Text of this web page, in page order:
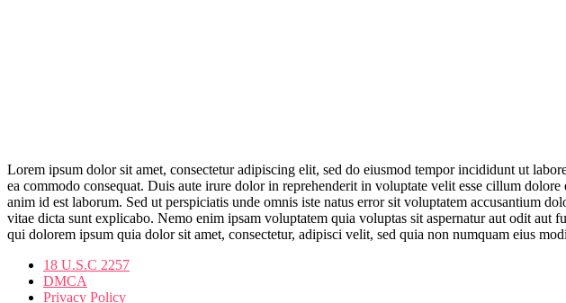
Lorem ipsum dolor sit amet, consectetur adipiscing elit, sed do eiusmod tempor incididunt ut
ea commodo consequat. Duis aute irure dolor in reprehenderit in voluptate velit esse cillum
anim id est laborum. Sed ut perspiciatis unde omnis iste natus error sit voluptatem accusantium
vitae dicta sunt explicabo. Nemo enim ipsam voluptatem quia voluptas sit aspernatur aut odit aut
qui dolorem ipsum quia dolor sit amet, consectetur, adipisci velit, sed quia non numquam eius
18 U.S.C 2257
DMCA
Privacy Policy